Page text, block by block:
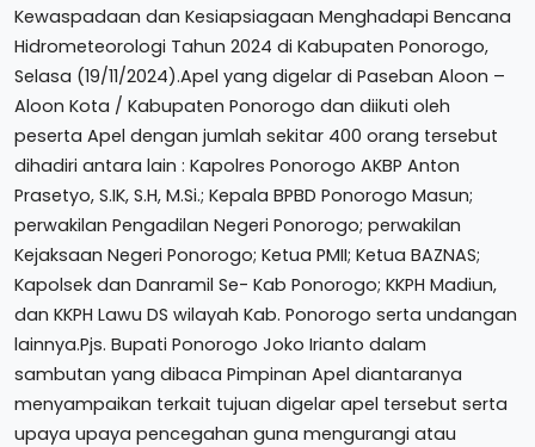
Kewaspadaan dan Kesiapsiagaan Menghadapi Bencana
Hidrometeorologi Tahun 2024 di Kabupaten Ponorogo,
Selasa (19/11/2024).Apel yang digelar di Paseban Aloon –
Aloon Kota / Kabupaten Ponorogo dan diikuti oleh
peserta Apel dengan jumlah sekitar 400 orang tersebut
dihadiri antara lain : Kapolres Ponorogo AKBP Anton
Prasetyo, S.IK, S.H, M.Si.; Kepala BPBD Ponorogo Masun;
perwakilan Pengadilan Negeri Ponorogo; perwakilan
Kejaksaan Negeri Ponorogo; Ketua PMII; Ketua BAZNAS;
Kapolsek dan Danramil Se- Kab Ponorogo; KKPH Madiun,
dan KKPH Lawu DS wilayah Kab. Ponorogo serta undangan
lainnya.Pjs. Bupati Ponorogo Joko Irianto dalam
sambutan yang dibaca Pimpinan Apel diantaranya
menyampaikan terkait tujuan digelar apel tersebut serta
upaya upaya pencegahan guna mengurangi atau